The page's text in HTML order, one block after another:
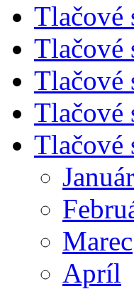
Tlačové
Tlačové
Tlačové
Tlačové
Tlačové
Január
Marec
Apríl